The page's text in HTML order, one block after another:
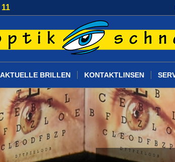
AKTUELLE BRILLEN KONTAKTLINSEN